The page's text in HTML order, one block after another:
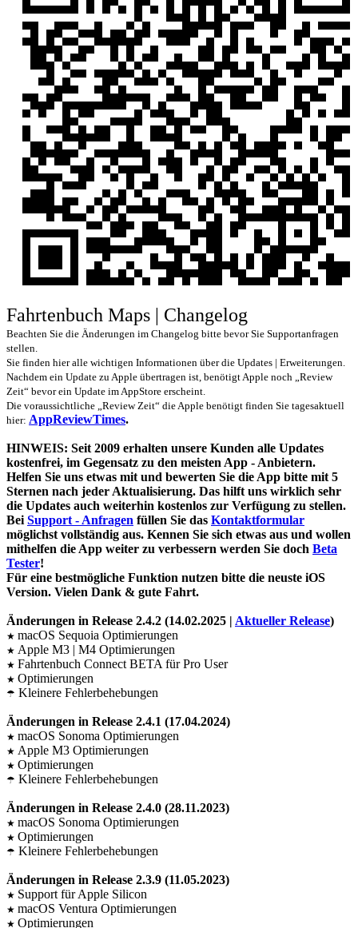
Fahrtenbuch Maps | Changelog
Beachten Sie die Änderungen im Changelog bitte bevor Sie Supportanfragen
stellen.
Sie finden hier alle wichtigen Informationen über die Updates | Erweiterungen.
Nachdem ein Update zu Apple übertragen ist, benötigt Apple noch „Review
Zeit“ bevor ein Update im AppStore erscheint.
Die voraussichtliche „Review Zeit“ die Apple benötigt finden Sie tagesaktuell
hier: AppReviewTimes.
HINWEIS: Seit 2009 erhalten unsere Kunden alle Updates
kostenfrei, im Gegensatz zu den meisten App - Anbietern.
Helfen Sie uns etwas mit und bewerten Sie die App bitte mit 5
Sternen nach jeder Aktualisierung. Das hilft uns wirklich sehr
die Updates auch weiterhin kostenlos zur Verfügung zu stellen.
Bei Support - Anfragen füllen Sie das Kontaktformular
möglichst vollständig aus. Kennen Sie sich etwas aus und wollen
mithelfen die App weiter zu verbessern werden Sie doch Beta
Tester!
Für eine bestmögliche Funktion nutzen bitte die neuste iOS
Version. Vielen Dank & gute Fahrt.
Änderungen in Release 2.4.2 (14.02.2025 | Aktueller Release)
★ macOS Sequoia Optimierungen
★ Apple M3 | M4 Optimierungen
★ Fahrtenbuch Connect BETA für Pro User
★ Optimierungen
☂ Kleinere Fehlerbehebungen
Änderungen in Release 2.4.1 (17.04.2024)
★ macOS Sonoma Optimierungen
★ Apple M3 Optimierungen
★ Optimierungen
☂ Kleinere Fehlerbehebungen
Änderungen in Release 2.4.0 (28.11.2023)
★ macOS Sonoma Optimierungen
★ Optimierungen
☂ Kleinere Fehlerbehebungen
Änderungen in Release 2.3.9 (11.05.2023)
★ Support für Apple Silicon
★ macOS Ventura Optimierungen
★ Optimierungen